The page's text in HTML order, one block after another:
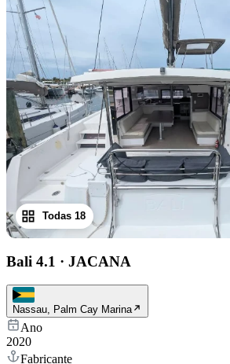
Todas 18
Bali 4.1 · JACANA
Nassau, Palm Cay Marina
Ano
2020
Fabricante